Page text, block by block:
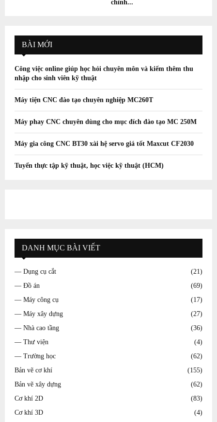
chỉnh...
BÀI MỚI
Công việc online giúp học hỏi chuyên môn và kiếm thêm thu
nhập cho sinh viên kỹ thuật
Máy tiện CNC đào tạo chuyên nghiệp MC260T
Máy phay CNC chuyên dùng cho mục đích đào tạo MC 250M
Máy gia công CNC BT30 xài hệ servo giá tốt Maxcut CF2030
Tuyển thực tập kỹ thuật, học việc kỹ thuật (HCM)
DANH MỤC BÀI VIẾT
— Dụng cụ cắt
(21)
— Đồ án
(69)
— Máy công cụ
(17)
— Máy xây dựng
(27)
— Nhà cao tầng
(36)
— Thư viện
(4)
— Trường học
(62)
Bản vẽ cơ khí
(155)
Bản vẽ xây dựng
(62)
Cơ khí 2D
(83)
Cơ khí 3D
(4)